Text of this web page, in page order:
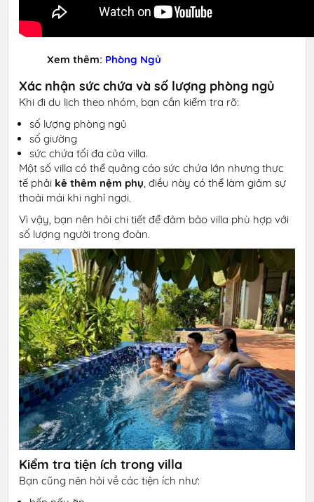
Xem thêm: Phòng Ngủ
Xác nhận sức chứa và số lượng phòng ngủ
Khi đi du lịch theo nhóm, bạn cần kiểm tra rõ:
số lượng phòng ngủ
số giường
sức chứa tối đa của villa.
Một số villa có thể quảng cáo sức chứa lớn nhưng thực
tế phải kê thêm nệm phụ, điều này có thể làm giảm sự
thoải mái khi nghỉ ngơi.
Vì vậy, bạn nên hỏi chi tiết để đảm bảo villa phù hợp với
số lượng người trong đoàn.
Kiểm tra tiện ích trong villa
Bạn cũng nên hỏi về các tiện ích như: